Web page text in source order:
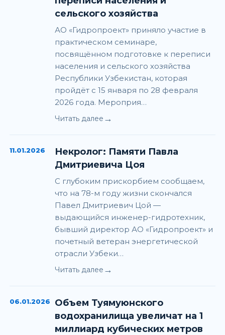
сельского хозяйства
АО «Гидропроект» приняло участие в
практическом семинаре,
посвящённом подготовке к переписи
населения и сельского хозяйства
Республики Узбекистан, которая
пройдёт с 15 января по 28 февраля
2026 года. Мероприя…
Читать далее →
11.01.2026
Некролог: Памяти Павла
Дмитриевича Цоя
С глубоким прискорбием сообщаем,
что на 78-м году жизни скончался
Павел Дмитриевич Цой —
выдающийся инженер-гидротехник,
бывший директор АО «Гидропроект» и
почетный ветеран энергетической
отрасли Узбеки…
Читать далее →
06.01.2026
Объем Туямуюнского
водохранилища увеличат на 1
миллиард кубических метров